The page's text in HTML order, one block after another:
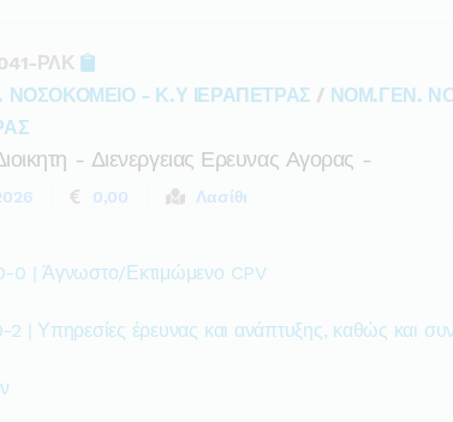
ΡΛΚ
- Κ.Υ ΙΕΡΑΠΕΤΡΑΣ / ΝΟΜ.ΓΕΝ.
- Διενεργειας Ερευνας Αγορας -
0,00 Λασίθι
| Άγνωστο/Εκτιμώμενο CPV
| Υπηρεσίες έρευνας και ανάπτυξης, καθώς και